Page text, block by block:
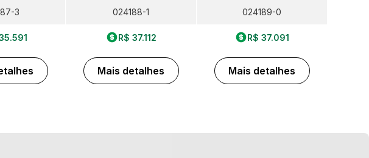
3 024188-1
R$ 37.112
Mais detalhes
024189-0
R$ 37.091
Mais detalhes